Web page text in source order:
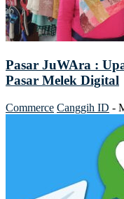
Pasar JuWAra :
Pasar Melek Digital
Commerce Canggih ID -